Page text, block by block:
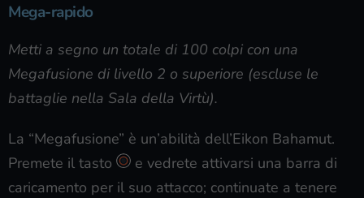
Mega-rapido
Metti a segno un totale di 100 colpi con una
Megafusione di livello 2 o superiore (escluse le
battaglie nella Sala della Virtù).
La “Megafusione” è un’abilità dell’Eikon Bahamut.
Premete il tasto
e vedrete attivarsi una barra di
caricamento per il suo attacco; continuate a tenere